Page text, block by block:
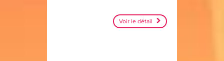
Voir le détail